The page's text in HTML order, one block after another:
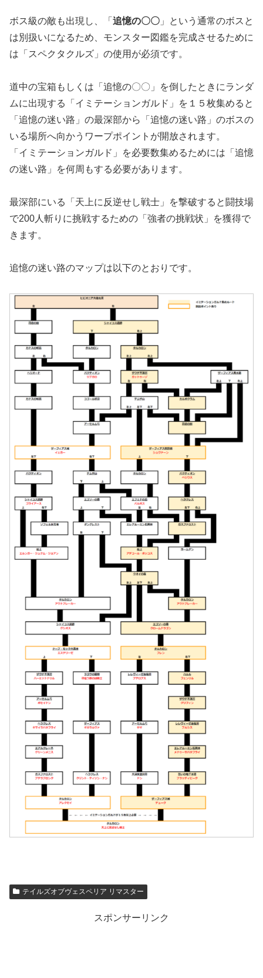
ボス級の敵も出現し、「 追憶の〇〇 」という通常のボスと
は別扱いになるため、モンスター図鑑を完成させるために
は「スペクタクルズ」の使用が必須です。
道中の宝箱もしくは「追憶の〇〇」を倒したときにランダ
ムに出現する「イミテーションガルド」を１５枚集めると
「追憶の迷い路」の最深部から「追憶の迷い路」のボスの
いる場所へ向かうワープポイントが開放されます。
「イミテーションガルド」を必要数集めるためには「追憶
の迷い路」を何周もする必要があります。
最深部にいる「天上に反逆せし戦士」を撃破すると闘技場
で200人斬りに挑戦するための「強者の挑戦状」を獲得で
きます。
追憶の迷い路のマップは以下のとおりです。
テイルズオブヴェスペリア リマスター
スポンサーリンク